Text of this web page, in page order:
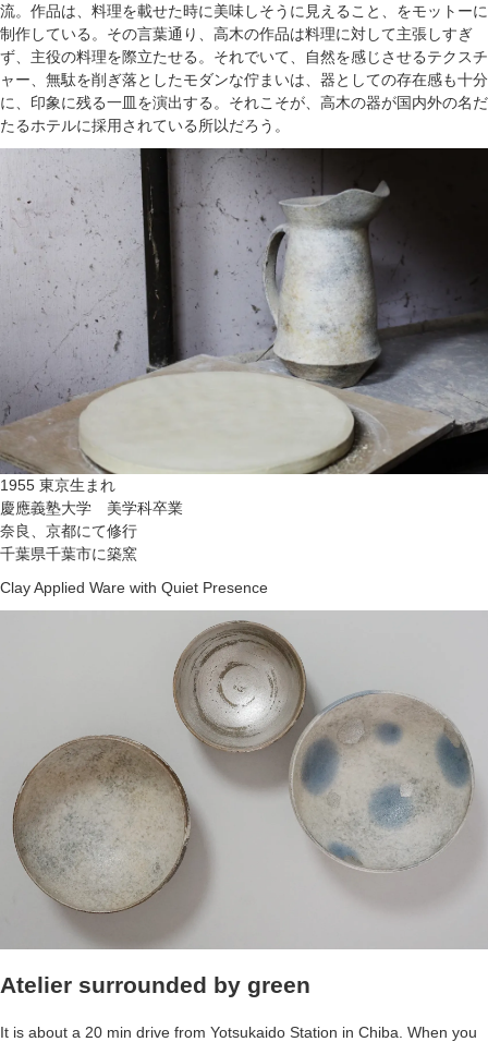
流。作品は、料理を載せた時に美味しそうに見えること、をモットーに
制作している。その言葉通り、高木の作品は料理に対して主張しすぎ
ず、主役の料理を際立たせる。それでいて、自然を感じさせるテクスチ
ャー、無駄を削ぎ落としたモダンな佇まいは、器としての存在感も十分
に、印象に残る一皿を演出する。それこそが、高木の器が国内外の名だ
たるホテルに採用されている所以だろう。
1955 東京生まれ
慶應義塾大学 美学科卒業
奈良、京都にて修行
千葉県千葉市に築窯
Clay Applied Ware with Quiet Presence
Atelier surrounded by green
It is about a 20 min drive from Yotsukaido Station in Chiba. When you